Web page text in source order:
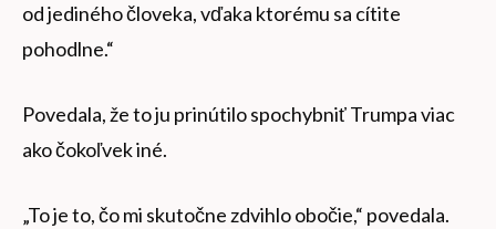
od jediného človeka, vďaka ktorému sa cítite
pohodlne.“
Povedala, že to ju prinútilo spochybniť Trumpa viac
ako čokoľvek iné.
„To je to, čo mi skutočne zdvihlo obočie,“ povedala.